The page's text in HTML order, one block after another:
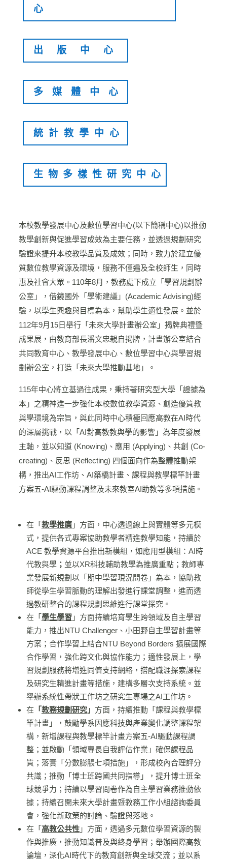
心
出版中心
多媒體中心
統計教學中心
生物多樣性研究中心
本校教學發展中心及數位學習中心(以下簡稱中心)以推動
教學創新與促進學習成效為主要任務，並透過規劃研究
驗證來提升本校教學品質及成效；同時，致力於建立優
質數位教學資源及環境，服務不僅遍及全校師生，同時
惠及社會大眾。110年8月，教務處下成立「學習規劃辦
公室」，借鏡國外「學術建議」(Academic Advising)經
驗，以學生興趣與目標為本，幫助學生適性發展。並於
112年9月15日舉行「未來大學計畫辦公室」揭牌典禮暨
成果展，由教育部長潘文忠親自揭牌，計畫辦公室結合
共同教育中心、教學發展中心、數位學習中心與學習規
劃辦公室，打造「未來大學推動基地」。
115年中心將立基過往成果，秉持著研究型大學「證據為
本」之精神進一步強化本校數位教學資源、創造優質教
與學環境為宗旨，與此同時中心積極回應高教在AI時代
的深層挑戰，以「AI對高教教與學的影響」為年度發展
主軸，並以知道 (Knowing)、應用 (Applying)、共創 (Co-
creating)、反思 (Reflecting) 四個面向作為整體推動架
構，推出AI工作坊、AI築橋計畫、課程與教學標竿計畫
方案五-AI驅動課程調整及未來教室AI助教等多項措施。
在「 教學推廣」方面，中心透過線上與實體等多元模
式，提供各式專案協助教學者精進教學知能，持續於
ACE 教學資源平台推出新模組，如應用型模組：AI時
代教與學； 並以XR科技輔助教學為推廣重點；教師專
業發展新規劃以「期中學習現況問卷」為本，協助教
師從學生學習脈動的理解出發進行課堂調整，進而透
過教研整合的課程規劃思維進行課堂探究。
在「 學生學習」方面持續培育學生跨領域及自主學習
能力，推出NTU Challenger、小田野自主學習計畫等
方案；合作學習上結合NTU Beyond Borders 擴展國際
合作學習，強化跨文化與協作能力；適性發展上，學
習規劃服務將增進同儕支持網絡，搭配職涯探索課程
及研究生精進計畫等措施，建構多層次支持系統。並
舉辦系統性帶狀工作坊之研究生專場之AI工作坊。
在 「教務規劃研究」 方面，持續推動「課程與教學標
竿計畫」，鼓勵學系因應科技與產業變化調整課程架
構，新增課程與教學標竿計畫方案五-AI驅動課程調
整；並啟動「領域專長自我評估作業」確保課程品
質；落實「分數膨脹七項措施」，形成校內合理評分
共識；推動「博士班跨國共同指導」，提升博士班全
球競爭力；持續以學習問卷作為自主學習業務推動依
據；持續召開未來大學計畫暨教務工作小組諮詢委員
會，強化新政策的討論、驗證與落地。
在「 高教公共性」方面，透過多元數位學習資源的製
作與推廣，推動知識普及與終身學習；舉辦國際高教
論壇，深化AI時代下的教育創新與全球交流；並以系